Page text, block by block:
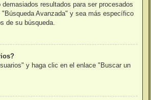
demasiados resultados para ser procesados
Avanzada" y sea más específico
de su búsqueda.
y haga clic en el enlace "Buscar un